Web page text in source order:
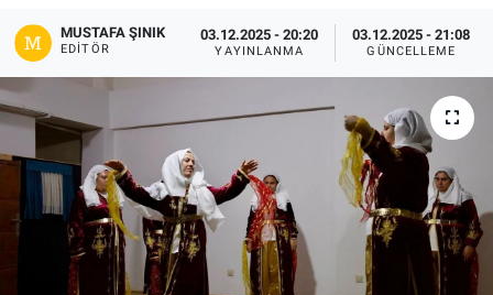
MUSTAFA ŞINIK
EDITÖR
03.12.2025 - 20:20
YAYINLANMA
03.12.2025 - 21:08
GÜNCELLEME
Magazin
Politika
Resmi İlanlar
Sağlık
Siyaset